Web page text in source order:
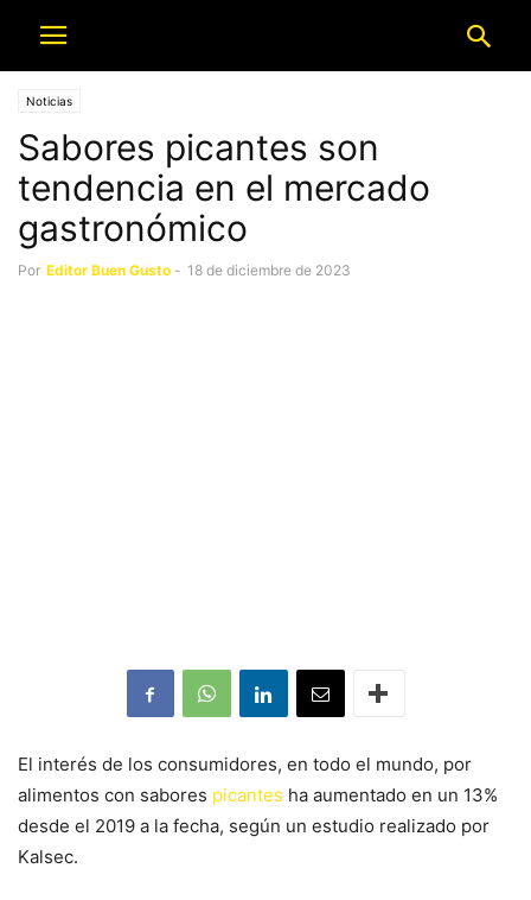
Noticias
Sabores picantes son
tendencia en el mercado
gastronómico
Por Editor Buen Gusto - 18 de diciembre de 2023
El interés de los consumidores, en todo el mundo, por
alimentos con sabores picantes ha aumentado en un 13%
desde el 2019 a la fecha, según un estudio realizado por
Kalsec.